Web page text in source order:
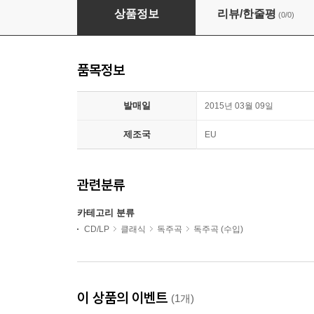
Ivo Pogorelich DG 녹음 전집 (Complete
상품정보 리뷰/한줄평 (0/0)
품목정보
발매일 2015년 03월 09일
제조국 EU
관련분류
카테고리 분류
CD/LP 클래식 독주곡 독주곡 (수입)
이 상품의 이벤트 (1개)